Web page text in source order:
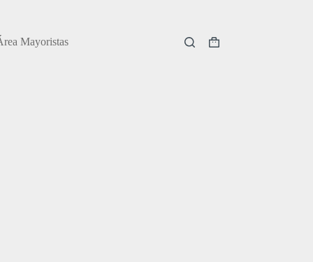
Mayoristas
Carro